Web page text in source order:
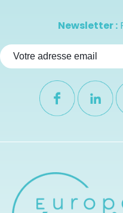
Newsletter :